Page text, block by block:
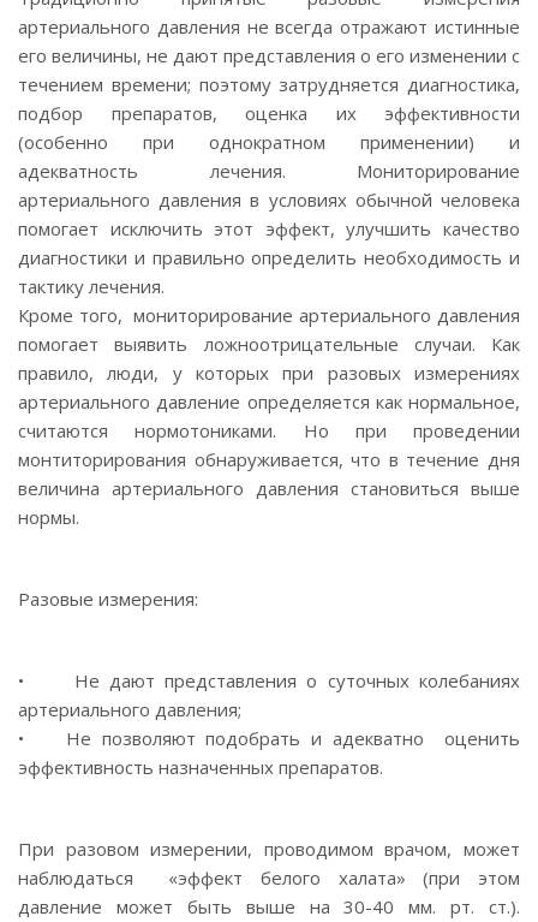
артериального давления не всегда отражают истинные
его величины, не дают представления о его изменении с
течением времени; поэтому затрудняется диагностика,
подбор препаратов, оценка их эффективности
(особенно при однократном применении) и
адекватность лечения. Мониторирование
артериального давления в условиях обычной человека
помогает исключить этот эффект, улучшить качество
диагностики и правильно определить необходимость и
тактику лечения.
Кроме того, мониторирование артериального давления
помогает выявить ложноотрицательные случаи. Как
правило, люди, у которых при разовых измерениях
артериального давление определяется как нормальное,
считаются нормотониками. Но при проведении
монтиторирования обнаруживается, что в течение дня
величина артериального давления становиться выше
нормы.
Разовые измерения:
• Не дают представления о суточных колебаниях
артериального давления;
• Не позволяют подобрать и адекватно оценить
эффективность назначенных препаратов.
При разовом измерении, проводимом врачом, может
наблюдаться «эффект белого халата» (при этом
давление может быть выше на 30-40 мм. рт. ст.).